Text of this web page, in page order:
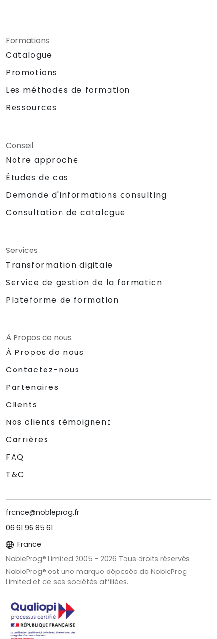
Formations
Catalogue
Promotions
Les méthodes de formation
Ressources
Conseil
Notre approche
Études de cas
Demande d'informations consulting
Consultation de catalogue
Services
Transformation digitale
Service de gestion de la formation
Plateforme de formation
À Propos de nous
À Propos de nous
Contactez-nous
Partenaires
Clients
Nos clients témoignent
Carrières
FAQ
T&C
france@nobleprog.fr
06 61 96 85 61
France
NobleProg® Limited 2005 - 2026 Tous droits réservés
NobleProg® est une marque déposée de NobleProg
Limited et de ses sociétés affiliées.